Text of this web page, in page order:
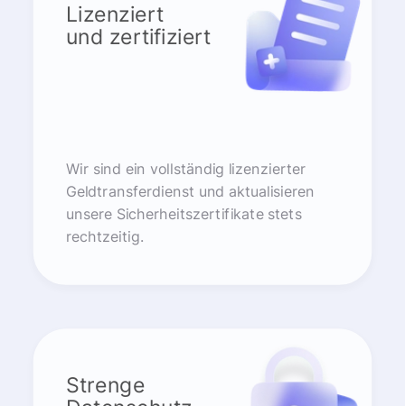
Lizenziert
und zertifiziert
Wir sind ein vollständig lizenzierter
Geldtransferdienst und aktualisieren
unsere Sicherheitszertifikate stets
rechtzeitig.
Strenge